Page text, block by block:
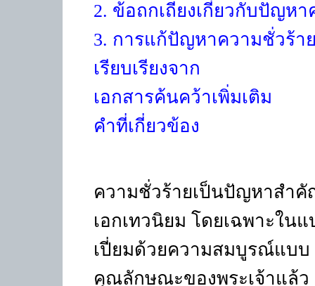
2. ข้อถกเถียงเกี่ยวกับปัญหา
3. การแก้ปัญหาความชั่วร้า
เรียบเรียงจาก
เอกสารค้นคว้าเพิ่มเติม
คำที่เกี่ยวข้อง
ความชั่วร้ายเป็นปัญหาสำ
เอกเทวนิยม โดยเฉพาะใน
เปี่ยมด้วยความสมบูรณ์แบบ
คุณลักษณะของพระเจ้าแล้ว